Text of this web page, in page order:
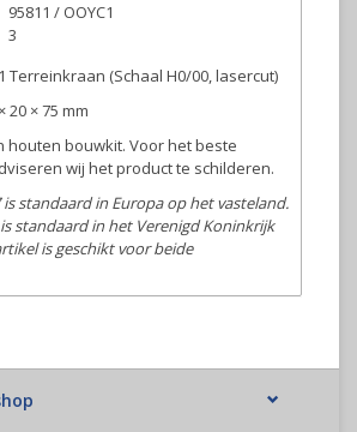
95811 / OOYC1
3
Terreinkraan (Schaal H0/00, lasercut)
20 × 75 mm
houten bouwkit. Voor het beste
wij het product te schilderen.
is standaard in Europa op het vasteland.
is standaard in het Verenigd Koninkrijk
is geschikt voor beide